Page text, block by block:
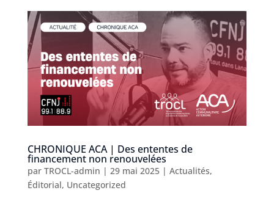
CHRONIQUE ACA | Des ententes de
financement non renouvelées
par TROCL-admin | 29 mai 2025| Actualités,
Éditorial, Uncategorized